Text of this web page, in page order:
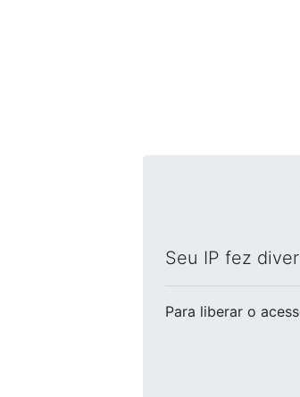
Seu IP fez
Para liberar o